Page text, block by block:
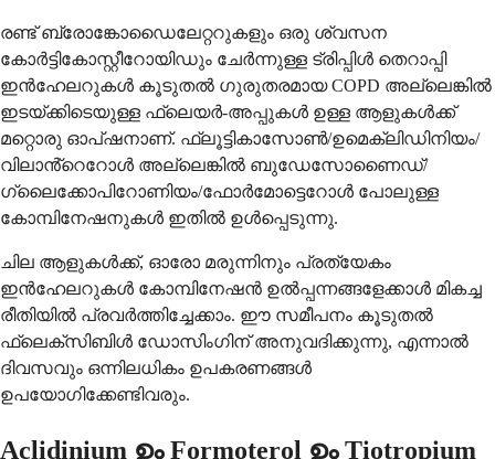
രണ്ട് ബ്രോങ്കോഡൈലേറ്ററുകളും ഒരു ശ്വസന
കോർട്ടികോസ്റ്റീറോയിഡും ചേർന്നുള്ള ട്രിപ്പിൾ തെറാപ്പി
ഇൻഹേലറുകൾ കൂടുതൽ ഗുരുതരമായ COPD അല്ലെങ്കിൽ
ഇടയ്ക്കിടെയുള്ള ഫ്ലെയർ-അപ്പുകൾ ഉള്ള ആളുകൾക്ക്
മറ്റൊരു ഓപ്ഷനാണ്. ഫ്ലൂട്ടികാസോൺ/ഉമെക്ലിഡിനിയം/
വിലാൻ്റെറോൾ അല്ലെങ്കിൽ ബുഡേസോണൈഡ്/
ഗ്ലൈക്കോപിറോണിയം/ഫോർമോട്ടെറോൾ പോലുള്ള
കോമ്പിനേഷനുകൾ ഇതിൽ ഉൾപ്പെടുന്നു.
ചില ആളുകൾക്ക്, ഓരോ മരുന്നിനും പ്രത്യേകം
ഇൻഹേലറുകൾ കോമ്പിനേഷൻ ഉൽപ്പന്നങ്ങളേക്കാൾ മികച്ച
രീതിയിൽ പ്രവർത്തിച്ചേക്കാം. ഈ സമീപനം കൂടുതൽ
ഫ്ലെക്സിബിൾ ഡോസിംഗിന് അനുവദിക്കുന്നു, എന്നാൽ
ദിവസവും ഒന്നിലധികം ഉപകരണങ്ങൾ
ഉപയോഗിക്കേണ്ടിവരും.
Aclidinium ഉം Formoterol ഉം Tiotropium